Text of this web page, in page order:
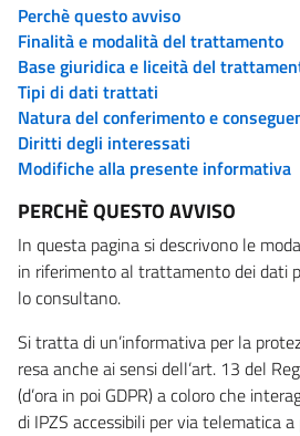
Perchè questo avviso
Finalità e modalità del trattamento
Base giuridica e liceità del
Tipi di dati trattati
Natura del conferimento e
Diritti degli interessati
Modifiche alla presente informativa
PERCHÈ QUESTO AVVISO
In questa pagina si descrivono le
in riferimento al trattamento dei dati
lo consultano.
Si tratta di un’informativa per la
resa anche ai sensi dell’art. 13 del
(d’ora in poi GDPR) a coloro che
di IPZS accessibili per via telematica a